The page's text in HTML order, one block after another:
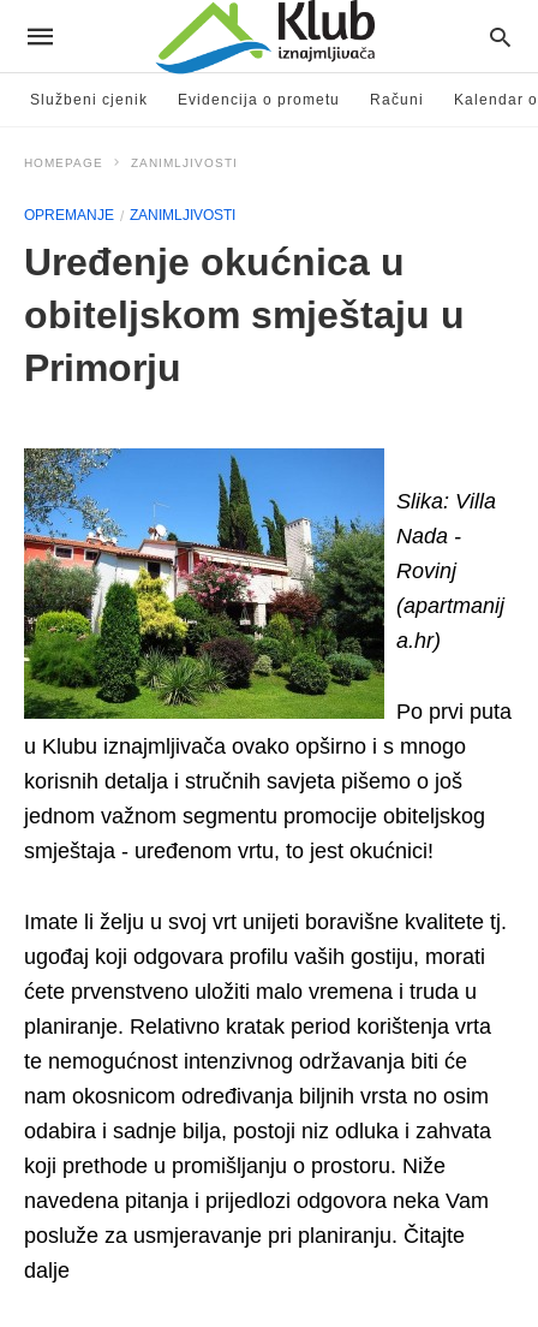
Službeni cjenik Evidencija o prometu Računi Kalendar
HOMEPAGE ZANIMLJIVOSTI
OPREMANJE ZANIMLJIVOSTI
Uređenje okućnica u
obiteljskom smještaju u
Primorju
Slika: Villa
Nada -
Rovinj
(apartmanij
a.hr)
Po prvi puta
u Klubu iznajmljivača ovako opširno i s mnogo
korisnih detalja i stručnih savjeta pišemo o još
jednom važnom segmentu promocije obiteljskog
smještaja - uređenom vrtu, to jest okućnici!
Imate li želju u svoj vrt unijeti boravišne kvalitete tj.
ugođaj koji odgovara profilu vaših gostiju, morati
ćete prvenstveno uložiti malo vremena i truda u
planiranje. Relativno kratak period korištenja vrta
te nemogućnost intenzivnog održavanja biti će
nam okosnicom određivanja biljnih vrsta no osim
odabira i sadnje bilja, postoji niz odluka i zahvata
koji prethode u promišljanju o prostoru. Niže
navedena pitanja i prijedlozi odgovora neka Vam
posluže za usmjeravanje pri planiranju. Čitajte
dalje